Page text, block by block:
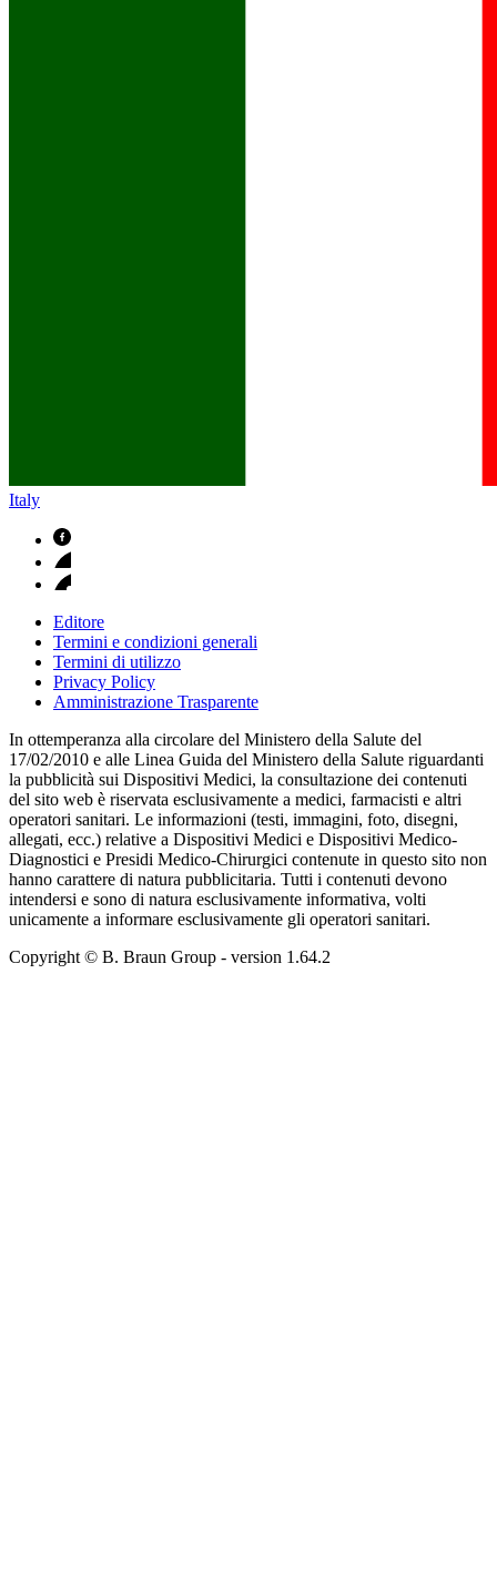
Italy
Editore
Termini e condizioni generali
Termini di utilizzo
Privacy Policy
Amministrazione Trasparente
In ottemperanza alla circolare del Ministero della Salute del
17/02/2010 e alle Linea Guida del Ministero della Salute riguardanti
la pubblicità sui Dispositivi Medici, la consultazione dei contenuti
del sito web è riservata esclusivamente a medici, farmacisti e altri
operatori sanitari. Le informazioni (testi, immagini, foto, disegni,
allegati, ecc.) relative a Dispositivi Medici e Dispositivi Medico-
Diagnostici e Presidi Medico-Chirurgici contenute in questo sito non
hanno carattere di natura pubblicitaria. Tutti i contenuti devono
intendersi e sono di natura esclusivamente informativa, volti
unicamente a informare esclusivamente gli operatori sanitari.
Copyright © B. Braun Group - version 1.64.2